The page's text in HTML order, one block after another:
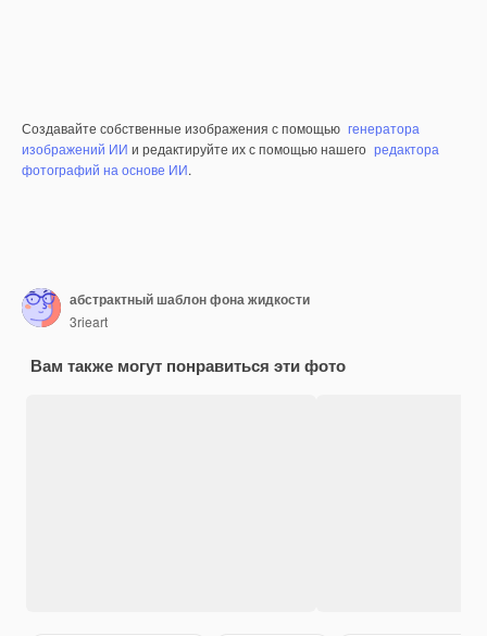
Создавайте собственные изображения с помощью генератора
изображений ИИ и редактируйте их с помощью нашего редактора
фотографий на основе ИИ.
абстрактный шаблон фона жидкости
3rieart
Вам также могут понравиться эти фото